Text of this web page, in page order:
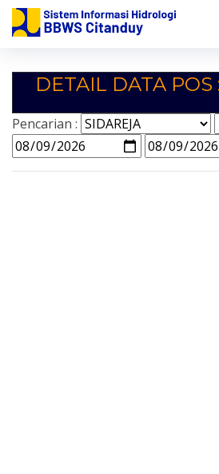
DETAIL DATA POS
Pencarian :